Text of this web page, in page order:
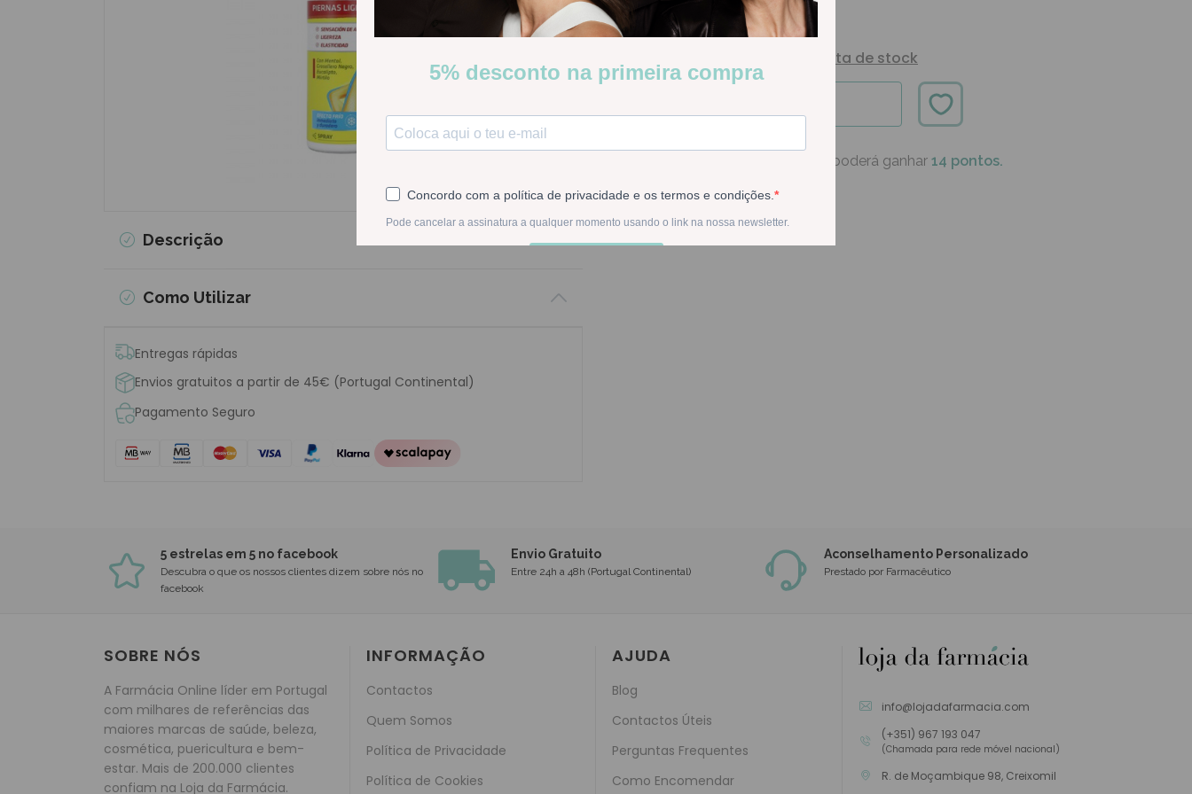
Descrição
Como Utilizar
Entregas rápidas
Envios gratuitos a partir de 45€ (Portugal Continental)
Pagamento Seguro
Alerta de stock
Na compra deste produto poderá ganhar 14 pontos.
5 estrelas em 5 no facebook
Descubra o que os nossos clientes dizem sobre nós no
facebook
Envio Gratuito
Entre 24h a 48h (Portugal Continental)
Aconselhamento Personalizado
Prestado por Farmacêutico
SOBRE NÓS
A Farmácia Online líder em Portugal
com milhares de referências das
maiores marcas de saúde, beleza,
cosmética, puericultura e bem-
estar. Mais de 200.000 clientes
confiam na Loja da Farmácia.
INFORMAÇÃO
Contactos
Quem Somos
Política de Privacidade
Política de Cookies
AJUDA
Blog
Contactos Úteis
Perguntas Frequentes
Como Encomendar
info@lojadafarmacia.com
(+351) 967 193 047
(Chamada para rede móvel nacional)
R. de Moçambique 98, Creixomil